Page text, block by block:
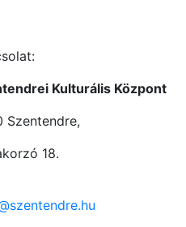
Kulturális Központ
Szentendre,
18.